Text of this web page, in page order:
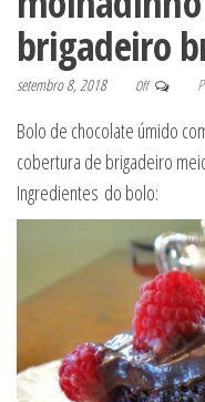
brigadeiro
setembro 8, 2018 Off
Bolo de chocolate úmido
cobertura de brigadeiro
Ingredientes do bolo: